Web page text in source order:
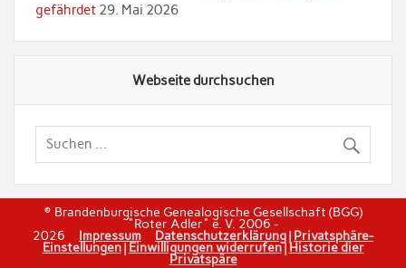
gefährdet 29. Mai 2026
Webseite durchsuchen
© Brandenburgische Genealogische Gesellschaft (BGG)
"Roter Adler" e. V. 2006 -
2026 Impressum Datenschutzerklärung| Privatsphäre-
Einstellungen| Einwilligungen widerrufen|Historie dier
Privatspäre